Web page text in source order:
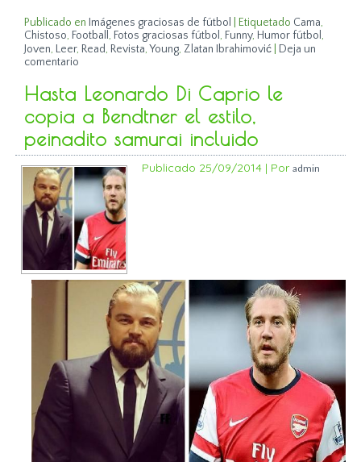
Publicado en Imágenes graciosas de fútbol Etiquetado Cama,
Chistoso, Football, Fotos graciosas fútbol, Funny, Humor fútbol,
Joven, Leer, Read, Revista,Young, Zlatan Ibrahimović
Deja un
comentario
Hasta Leonardo Di Caprio le
copia a Bendtner el estilo,
peinadito samurai incluido
Publicado 25/09/2014 | Por admin